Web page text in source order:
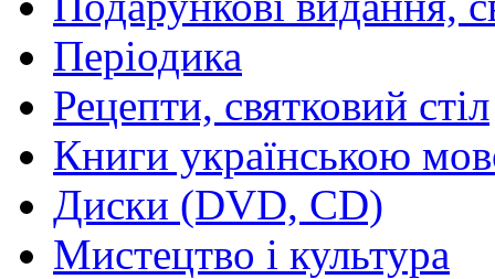
Періодика
Рецепти, святковий стіл
Книги українською
Диски (DVD, CD)
Мистецтво і культура